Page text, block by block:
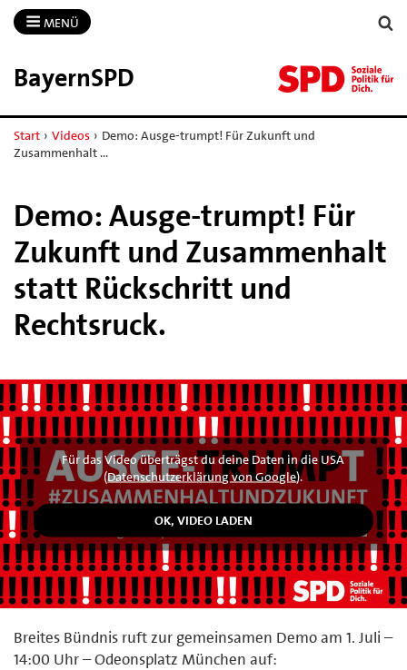
MENÜ
BayernSPD
Start › Videos › Demo: Ausge-trumpt! Für Zukunft und
Zusammenhalt …
Demo: Ausge-trumpt! Für
Zukunft und Zusammenhalt
statt Rückschritt und
Rechtsruck.
Für das Video überträgst du deine Daten in die USA
(Datenschutzerklärung von Google).
Breites Bündnis ruft zur gemeinsamen Demo am 1. Juli –
14:00 Uhr – Odeonsplatz München auf: